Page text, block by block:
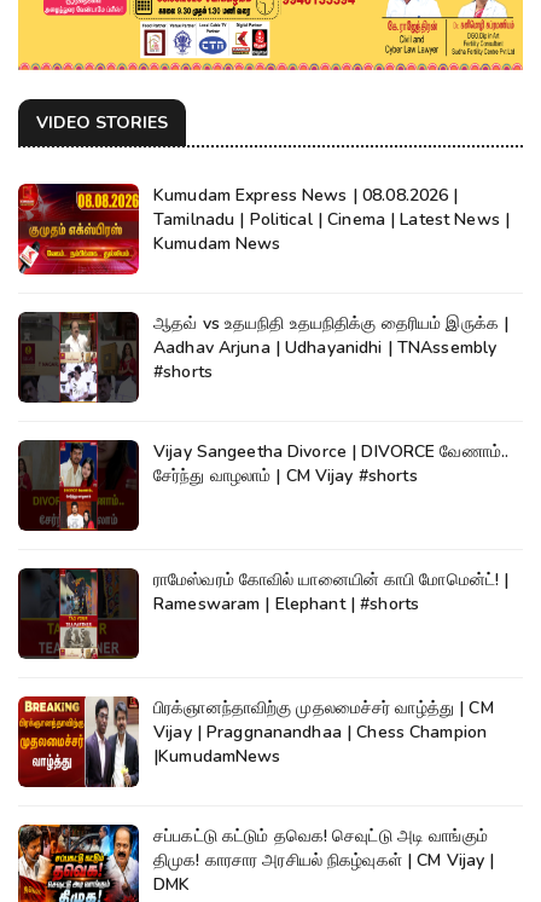
VIDEO STORIES
Kumudam Express News | 08.08.2026 |
Tamilnadu | Political | Cinema | Latest News |
Kumudam News
ஆதவ் vs உதயநிதி உதயநிதிக்கு தைரியம் இருக்க |
Aadhav Arjuna | Udhayanidhi | TNAssembly
#shorts
Vijay Sangeetha Divorce | DIVORCE வேணாம்..
சேர்ந்து வாழலாம் | CM Vijay #shorts
ராமேஸ்வரம் கோவில் யானையின் காபி மோமென்ட்! |
Rameswaram | Elephant | #shorts
பிரக்ஞானந்தாவிற்கு முதலமைச்சர் வாழ்த்து | CM
Vijay | Praggnanandhaa | Chess Champion
|KumudamNews
சப்பகட்டு கட்டும் தவெக! செவுட்டு அடி வாங்கும்
திமுக! காரசார அரசியல் நிகழ்வுகள் | CM Vijay |
DMK